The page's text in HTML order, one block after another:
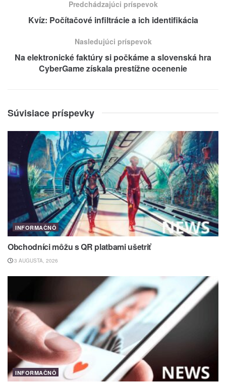
Predchádzajúci príspevok
Kvíz: Počítačové infiltrácie a ich identifikácia
Nasledujúci príspevok
Na elektronické faktúry si počkáme a slovenská hra
CyberGame získala prestížne ocenenie
Súvisiace príspevky
INFORMAČNÔ
Obchodníci môžu s QR platbami ušetriť
3 AUGUSTA, 2026
INFORMAČNÔ